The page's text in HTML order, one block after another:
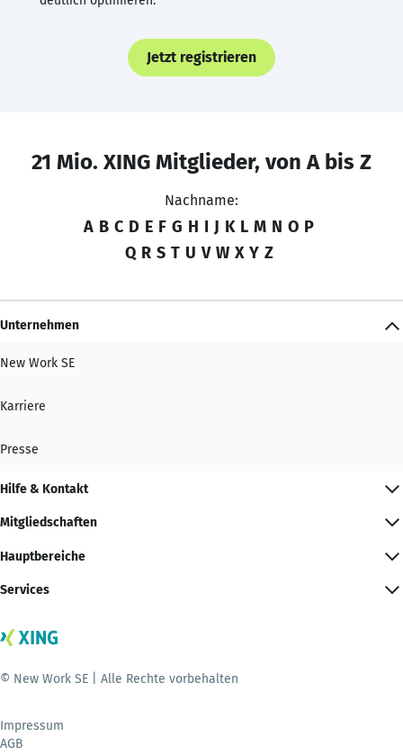
Jetzt registrieren
21 Mio. XING Mitglieder, von A bis Z
Nachname:
A B C D E F G H I J K L M N O P
Q R S T U V W X Y Z
Unternehmen
New Work SE
Karriere
Presse
Hilfe & Kontakt
Mitgliedschaften
Hauptbereiche
Services
© New Work SE | Alle Rechte vorbehalten
Impressum
AGB